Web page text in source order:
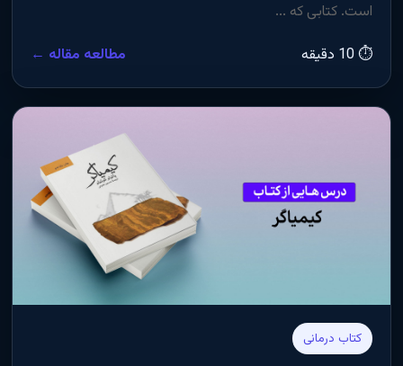
است. کتابی که ...
⏱ 10 دقیقه
مطالعه مقاله ←
کتاب درمانی